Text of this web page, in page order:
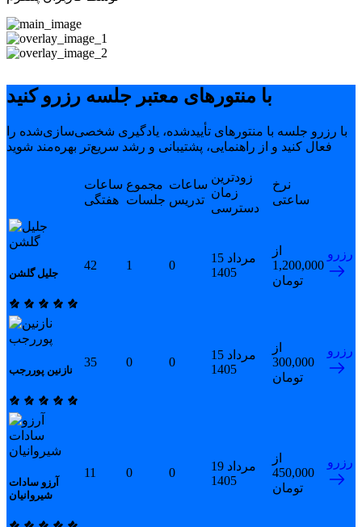
با منتورهای معتبر جلسه رزرو کنید
با رزرو جلسه با منتورهای تأییدشده، یادگیری شخصی‌سازی‌شده را
فعال کنید و از راهنمایی، پشتیبانی و رشد سریع‌تر بهره‌مند شوید
ساعات
هفتگی
مجموع
جلسات
ساعات
تدریس
زودترین
زمان
دسترسی
نرخ
ساعتی
جلیل گلشن
42 1 0
15 مرداد
1405
از
1,200,000
تومان
رزرو
نازنین پوررجب
35 0 0
15 مرداد
1405
از
300,000
تومان
رزرو
آرزو سادات
شیروانیان
11 0 0
19 مرداد
1405
از
450,000
تومان
رزرو